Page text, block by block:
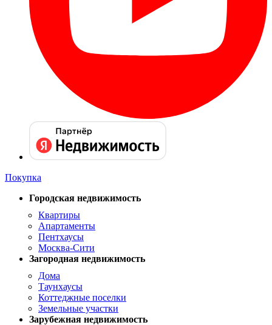
Покупка
Городская недвижимость
Квартиры
Апартаменты
Пентхаусы
Москва-Сити
Загородная недвижимость
Дома
Таунхаусы
Коттеджные поселки
Земельные участки
Зарубежная недвижимость